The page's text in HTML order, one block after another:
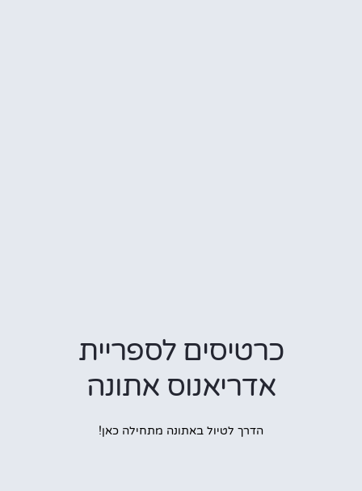
כרטיסים לספריית
אדריאנוס אתונה
הדרך לטיול באתונה מתחילה כאן!